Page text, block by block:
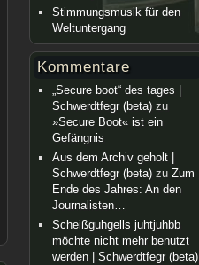
Stimmungsmusik für den
Weltuntergang
Kommentare
„Secure boot“ des tages |
Schwerdtfegr (beta)zu
»Secure Boot« ist ein
Gefängnis
Aus dem Archiv geholt |
Schwerdtfegr (beta)zu Zum
Ende des Jahres: An den
Journalisten…
Scheißguhgells juhtjuhbb
möchte nicht mehr benutzt
werden | Schwerdtfegr (beta)